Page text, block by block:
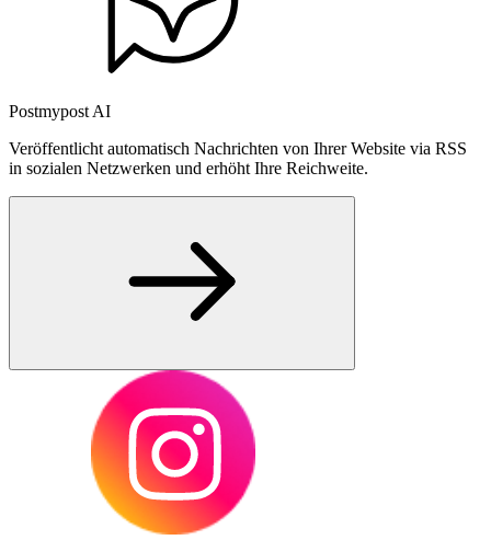
Postmypost AI
Veröffentlicht automatisch Nachrichten von Ihrer Website via RSS
in sozialen Netzwerken und erhöht Ihre Reichweite.